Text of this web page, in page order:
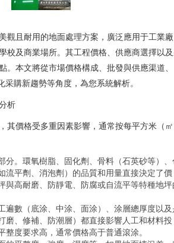
觀且耐用的地面處理方案，廣泛應用于工業廠
校及商業場所。其工程價格、供應商選擇以
。本文將從市場價格構成、批發與供應渠道
采購新趨勢等角度，為您系統解析。
析
其價格受多重因素影響，通常按每平方米（
分。環氧樹脂、固化劑、骨料（石英砂等）、
流平劑、消泡劑）的品質和用量直接決定了價
與高耐磨、防靜電、防腐或自流平等特種地坪
遍數（底涂、中涂、面涂）、涂層總厚度以及
磨、修補、防潮層）都直接影響人工和材料投
整度要求高，通常價格高于普通滾涂。